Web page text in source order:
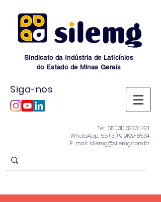
Sindicato da Indústria de Laticínios
do Estado de Minas Gerais
Siga-nos
Tel: 55 (31) 3223-1421
WhatsApp: 55 (31) 9 9199-8534
E-mail: silemg@silemg.com.br